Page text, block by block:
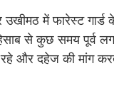
में फारेस्ट
से कुछ समय पूर्व
रहे और दहेज की मांग